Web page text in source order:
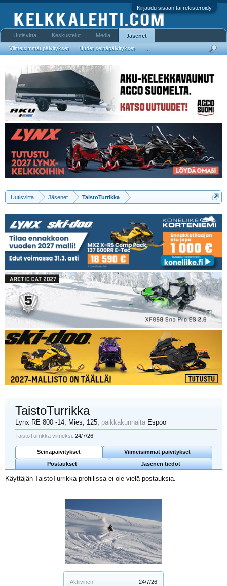
Kirjaudu sisään tai rekisteröidy
Uutisvirta Jäsenet TaistoTurrikka
Aktiivinen:
24/7/26
TaistoTurrikka
Lynx RE 800 -14 , Mies, 125, paikkakunnalta Espoo
TaistoTurrikka viimeksi: 24/7/26
Seinäpäivitykset
Viimeisimmät päivitykset
Postaukset
Jäsenen tiedot
Käyttäjän TaistoTurrikka profiilissa ei ole vielä postauksia.
Uutisvirta Keskustelut Media Jäsenet
Viimeisimmät päivitykset Uudet seinäpäivitykset